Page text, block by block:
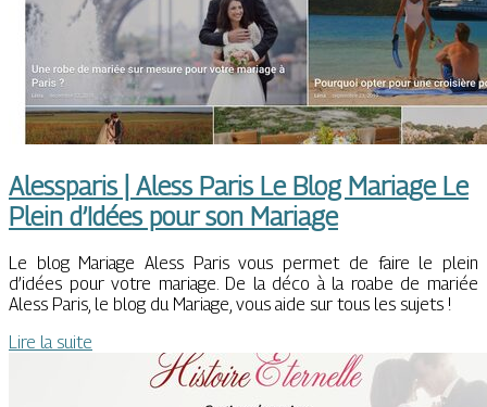
Alessparis | Aless Paris Le Blog Mariage Le
Plein d’Idées pour son Mariage
Le blog Mariage Aless Paris vous permet de faire le plein
d’idées pour votre mariage. De la déco à la roabe de mariée
Aless Paris, le blog du Mariage, vous aide sur tous les sujets !
Lire la suite